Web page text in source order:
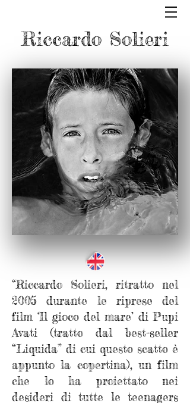
“Riccardo Solieri, ritratto nel
2005 durante le riprese del
film ‘Il gioco del mare’ di Pupi
Avati (tratto dal best-seller
“Liquida” di cui questo scatto è
appunto la copertina), un film
che lo ha proiettato nei
desideri di tutte le teenagers
Riccardo Solieri